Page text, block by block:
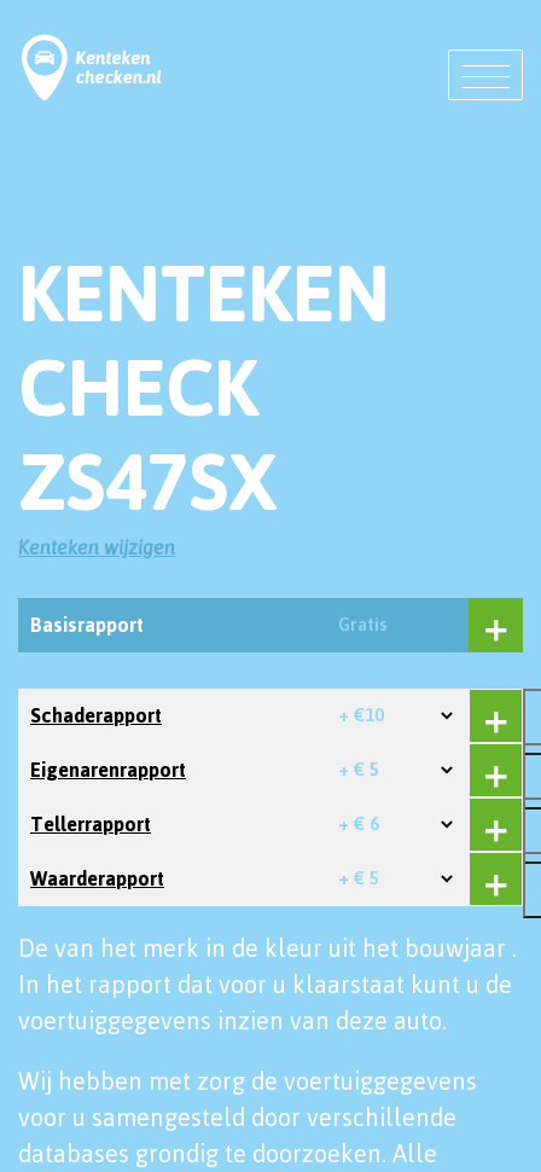
KENTEKEN
CHECK
ZS47SX
Kenteken wijzigen
Basisrapport Gratis
Schaderapport + €10
Eigenarenrapport + € 5
Tellerrapport + € 6
Waarderapport + € 5
De van het merk in de kleur uit het bouwjaar .
In het rapport dat voor u klaarstaat kunt u de
voertuiggegevens inzien van deze auto.
Wij hebben met zorg de voertuiggegevens
voor u samengesteld door verschillende
databases grondig te doorzoeken. Alle